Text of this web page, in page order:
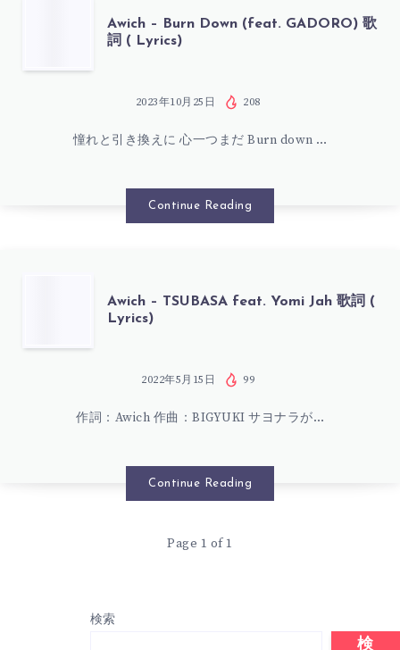
歌
LYRICS)
AWICH
–
BURN
DOWN
(FEAT.
詞
LYRICS)
Awich – Burn Down (feat. GADORO) 歌
詞 ( Lyrics)
2023年10月25日 208
憧れと引き換えに 心一つまだ Burn down …
Continue Reading
AWICH
–
TSUBASA
FEAT.
YOMI
Awich – TSUBASA feat. Yomi Jah 歌詞 (
Lyrics)
2022年5月15日 99
作詞：Awich 作曲：BIGYUKI サヨナラが…
Continue Reading
Page 1 of 1
検索
検